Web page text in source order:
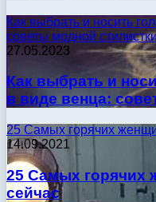
Как выбрать и носить
советы модной
27.05.2023
Как выбрать и
в виде венца:
25 Самых горячих
14.09.2021
25 Самых горячих
сейчас